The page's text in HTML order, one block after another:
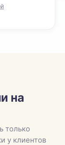
на
только
у клиентов